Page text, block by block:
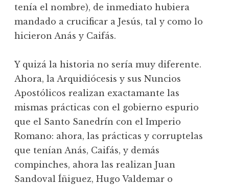
tenía el nombre), de inmediato hubiera
mandado a crucificar a Jesús, tal y como lo
hicieron Anás y Caifás.
Y quizá la historia no sería muy diferente.
Ahora, la Arquidiócesis y sus Nuncios
Apostólicos realizan exactamante las
mismas prácticas con el gobierno espurio
que el Santo Sanedrín con el Imperio
Romano: ahora, las prácticas y corruptelas
que tenían Anás, Caifás, y demás
compinches, ahora las realizan Juan
Sandoval Íñiguez, Hugo Valdemar o